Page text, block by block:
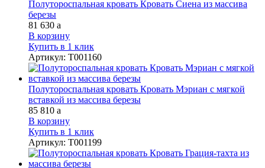
Полутороспальная кровать Кровать Сиена из массива
березы
81 630 a
В корзину
Купить в 1 клик
Артикул: Т001160
Полутороспальная кровать Кровать Мэриан с мягкой
вставкой из массива березы
85 810 a
В корзину
Купить в 1 клик
Артикул: Т001199